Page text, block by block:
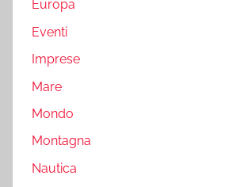
Europa
Eventi
Imprese
Mare
Mondo
Montagna
Nautica